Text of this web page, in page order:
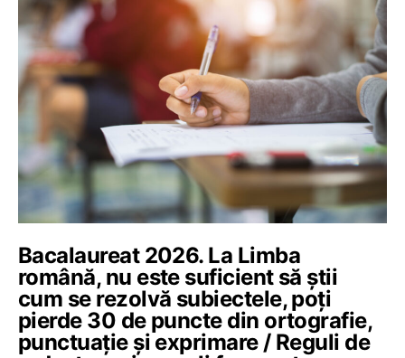
Bacalaureat 2026. La Limba
română, nu este suficient să știi
cum se rezolvă subiectele, poți
pierde 30 de puncte din ortografie,
punctuație și exprimare / Reguli de